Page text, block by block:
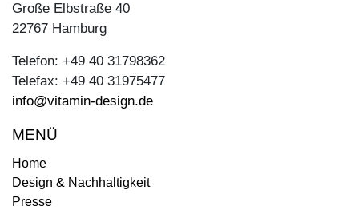
Große Elbstraße 40
22767 Hamburg
Telefon: +49 40 31798362
Telefax: +49 40 31975477
info@vitamin-design.de
MENÜ
Home
Design & Nachhaltigkeit
Presse